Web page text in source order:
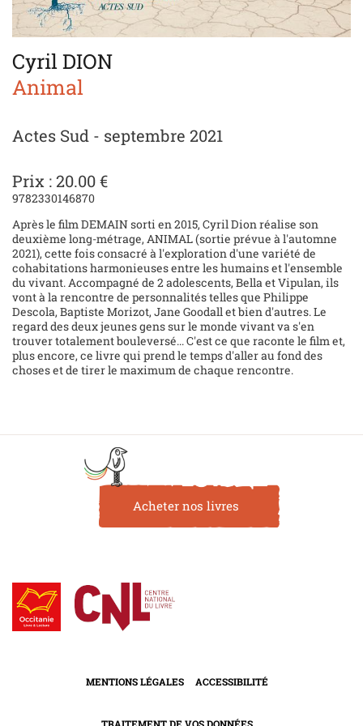
Cyril DION
Animal
Actes Sud - septembre 2021
Prix : 20.00 €
9782330146870
Après le film DEMAIN sorti en 2015, Cyril Dion réalise son
deuxième long-métrage, ANIMAL (sortie prévue à l'automne
2021), cette fois consacré à l'exploration d'une variété de
cohabitations harmonieuses entre les humains et l'ensemble
du vivant. Accompagné de 2 adolescents, Bella et Vipulan, ils
vont à la rencontre de personnalités telles que Philippe
Descola, Baptiste Morizot, Jane Goodall et bien d'autres. Le
regard des deux jeunes gens sur le monde vivant va s'en
trouver totalement bouleversé... C'est ce que raconte le film et,
plus encore, ce livre qui prend le temps d'aller au fond des
choses et de tirer le maximum de chaque rencontre.
Acheter nos livres
MENTIONS LÉGALES ACCESSIBILITÉ